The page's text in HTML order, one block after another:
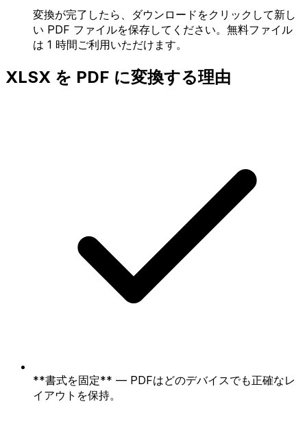
変換が完了したら、ダウンロードをクリックして新し
い PDF ファイルを保存してください。無料ファイル
は 1 時間ご利用いただけます。
XLSX を PDF に変換する理由
**書式を固定** — PDFはどのデバイスでも正確なレ
イアウトを保持。